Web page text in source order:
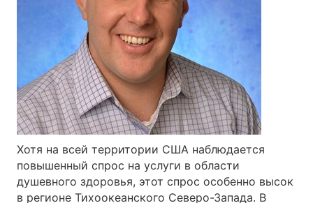
Хотя на всей территории США наблюдается
повышенный спрос на услуги в области
душевного здоровья, этот спрос особенно высок
в регионе Тихоокеанского Северо-Запада. В